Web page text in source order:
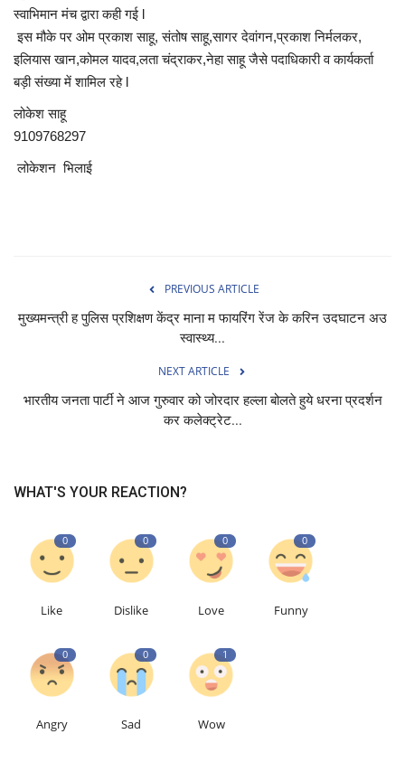
संस्कृति मंच
स्वाभिमान मंच द्वारा कही गई l
इस मौके पर ओम प्रकाश साहू, संतोष साहू,सागर देवांगन,प्रकाश निर्मलकर,
इलियास खान,कोमल यादव,लता चंद्राकर,नेहा साहू जैसे पदाधिकारी व कार्यकर्ता
बड़ी संख्या में शामिल रहे l
लोकेश साहू
9109768297
लोकेशन भिलाई
PREVIOUS ARTICLE
मुख्यमन्त्री ह पुलिस प्रशिक्षण केंद्र माना म फायरिंग रेंज के करिन उदघाटन अउ
स्वास्थ्य...
NEXT ARTICLE
भारतीय जनता पार्टी ने आज गुरुवार को जोरदार हल्ला बोलते हुये धरना प्रदर्शन
कर कलेक्ट्रेट...
WHAT'S YOUR REACTION?
0
Like
0
Dislike
0
Love
0
Funny
0
Angry
0
Sad
1
Wow